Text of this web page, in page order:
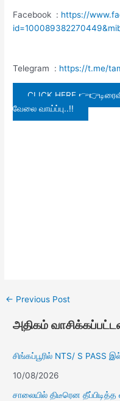
Facebook : https://
Telegram : https://t.me/
CLICK HERE
வேலை வாய்ப்பு..!!
← Previous Post
அதிகம்
சிங்கப்பூரில் NTS/ S PASS
10/08/2026
சாலையில் திடீரென